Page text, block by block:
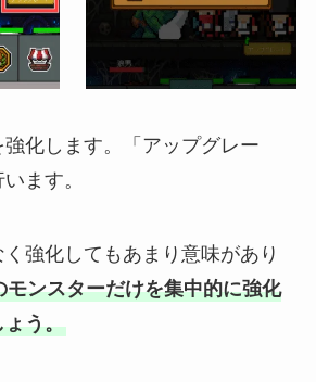
化します。「アップグレー
ます。
強化してもあまり意味があり
モンスターだけを集中的に強化
ょう。